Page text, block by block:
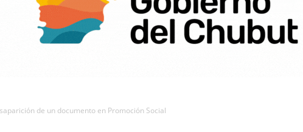
de un documento en Promoción Social